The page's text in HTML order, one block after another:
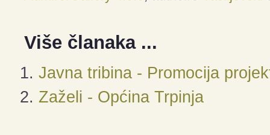
Više članaka ...
Javna tribina - Promocija
Zaželi - Općina Trpinja